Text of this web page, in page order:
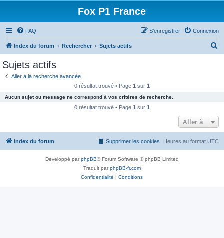
Fox P1 France
FAQ Connexion
S’enregistrer
Index du forum Rechercher Sujets actifs
c
e
Sujets actifs
Aller à la recherche avancée
0 résultat trouvé • Page 1 sur 1
Aucun sujet ou message ne correspond à vos critères de recherche.
0 résultat trouvé • Page 1 sur 1
Aller à
Index du forum Heures au format UTC
Supprimer les cookies
Développé parphpBB® Forum Software © phpBB Limited
Traduit parphpBB-fr.com
Confidentialité | Conditions